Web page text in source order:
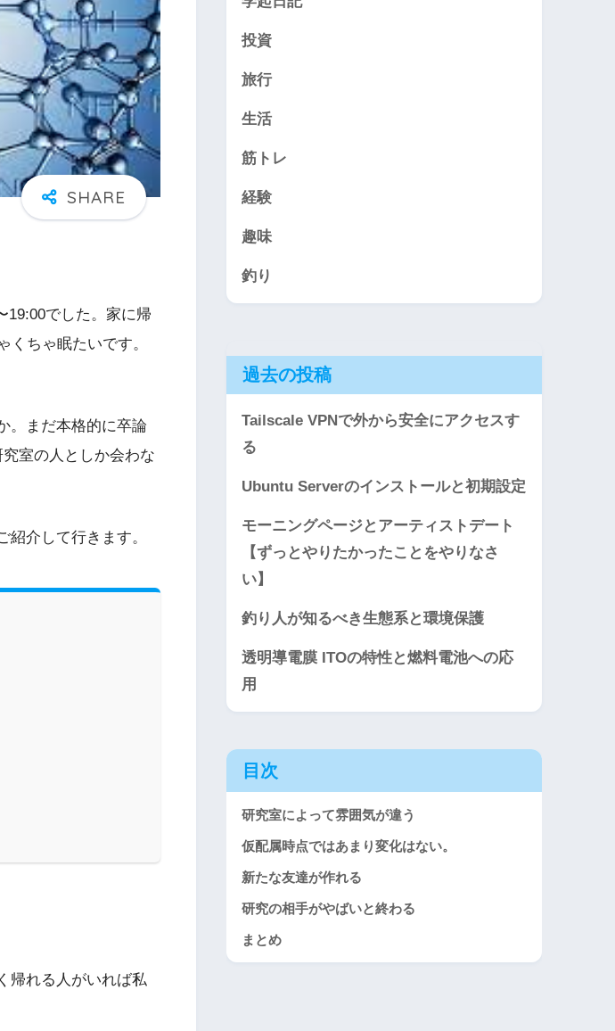
19:00でした。家に帰
ちゃ眠たいです。
。まだ本格的に卒論
室の人としか会わな
介して行きます。
帰れる人がいれば私
投資
旅行
生活
筋トレ
経験
趣味
釣り
過去の投稿
Tailscale VPNで外から安全にアクセスす
る
Ubuntu Serverのインストールと初期設定
モーニングページとアーティストデート
【ずっとやりたかったことをやりなさ
い】
釣り人が知るべき生態系と環境保護
透明導電膜 ITOの特性と燃料電池への応
用
目次
研究室によって雰囲気が違う
仮配属時点ではあまり変化はない。
新たな友達が作れる
研究の相手がやばいと終わる
まとめ